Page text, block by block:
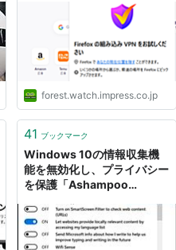
forest.watch.impress.co.jp
41 ブックマーク
Windows 10の情報収集機
能を無効化し、プライバシー
を保護「Ashampoo
SUPPORTED